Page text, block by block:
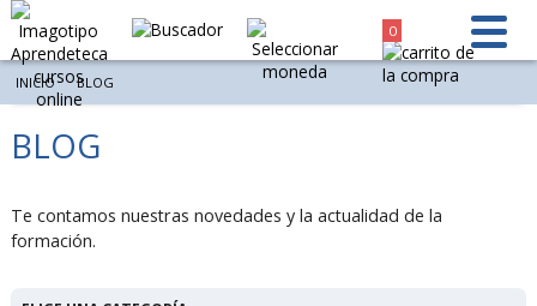
0
INICIO BLOG
BLOG
Te contamos nuestras novedades y la actualidad de la
formación.